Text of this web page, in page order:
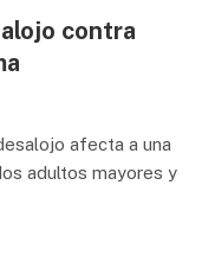
contra
afecta a una
adultos mayores y